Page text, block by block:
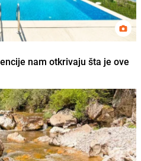
nam otkrivaju šta je ove